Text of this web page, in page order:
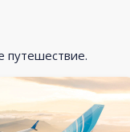
путешествие.